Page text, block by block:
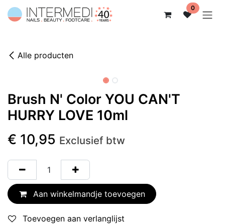
Overslaan naar inhoud 0
Alle producten
Brush N' Color YOU CAN'T
HURRY LOVE 10ml
€ 10,95 Exclusief btw
Aan winkelmandje toevoegen
Toevoegen aan verlanglijst